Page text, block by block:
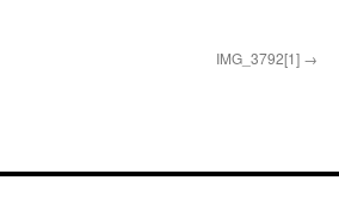
IMG_3792[1]